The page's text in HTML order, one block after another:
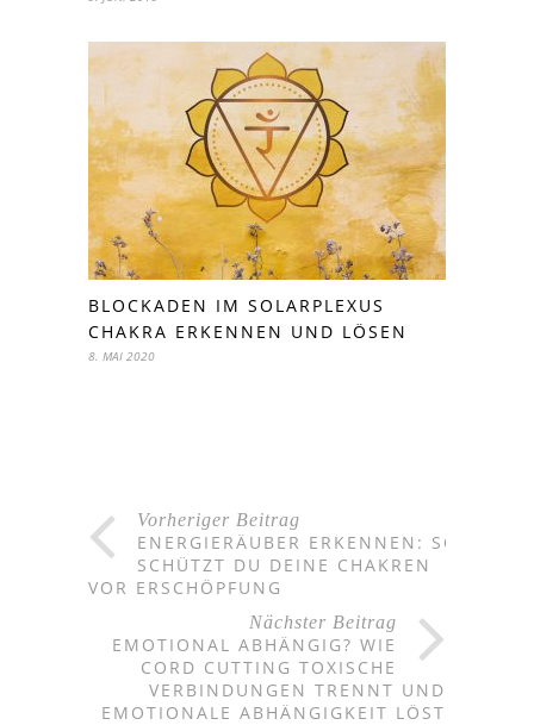
BLOCKADEN IM SOLARPLEXUS
CHAKRA ERKENNEN UND LÖSEN
8. MAI 2020
Vorheriger Beitrag
ENERGIERÄUBER ERKENNEN: SO
SCHÜTZT DU DEINE CHAKREN
VOR ERSCHÖPFUNG
Nächster Beitrag
EMOTIONAL ABHÄNGIG? WIE
CORD CUTTING TOXISCHE
VERBINDUNGEN TRENNT UND
EMOTIONALE ABHÄNGIGKEIT LÖST